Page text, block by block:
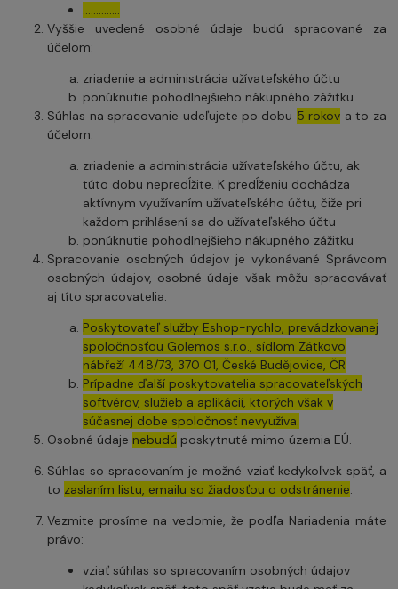
…………..
Vyššie uvedené osobné údaje budú spracované za
účelom:
zriadenie a administrácia užívateľského účtu
ponúknutie pohodlnejšieho nákupného zážitku
Súhlas na spracovanie udeľujete po dobu 5 rokov a to za
účelom:
zriadenie a administrácia užívateľského účtu, ak
túto dobu nepredĺžite. K predĺženiu dochádza
aktívnym využívaním užívateľského účtu, čiže pri
každom prihlásení sa do užívateľského účtu
ponúknutie pohodlnejšieho nákupného zážitku
Spracovanie osobných údajov je vykonávané Správcom
osobných údajov, osobné údaje však môžu spracovávať
aj títo spracovatelia:
Poskytovateľ služby Eshop-rychlo, prevádzkovanej
spoločnosťou Golemos s.r.o., sídlom Zátkovo
nábřeží 448/73, 370 01, České Budějovice, ČR
Prípadne ďalší poskytovatelia spracovateľských
softvérov, služieb a aplikácií, ktorých však v
súčasnej dobe spoločnosť nevyužíva.
Osobné údaje nebudú poskytnuté mimo územia EÚ.
Súhlas so spracovaním je možné vziať kedykoľvek späť, a
to zaslaním listu, emailu so žiadosťou o odstránenie.
Vezmite prosíme na vedomie, že podľa Nariadenia máte
právo:
vziať súhlas so spracovaním osobných údajov